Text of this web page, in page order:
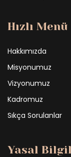
Hızlı Menü
Hakkımızda
Misyonumuz
Vizyonumuz
Kadromuz
Sıkça Sorulanlar
Yasal